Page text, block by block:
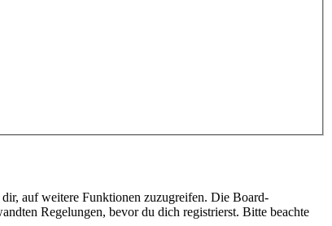
auf weitere Funktionen zuzugreifen. Die Board-
Regelungen, bevor du dich registrierst. Bitte beachte